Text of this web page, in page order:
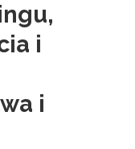
i
i